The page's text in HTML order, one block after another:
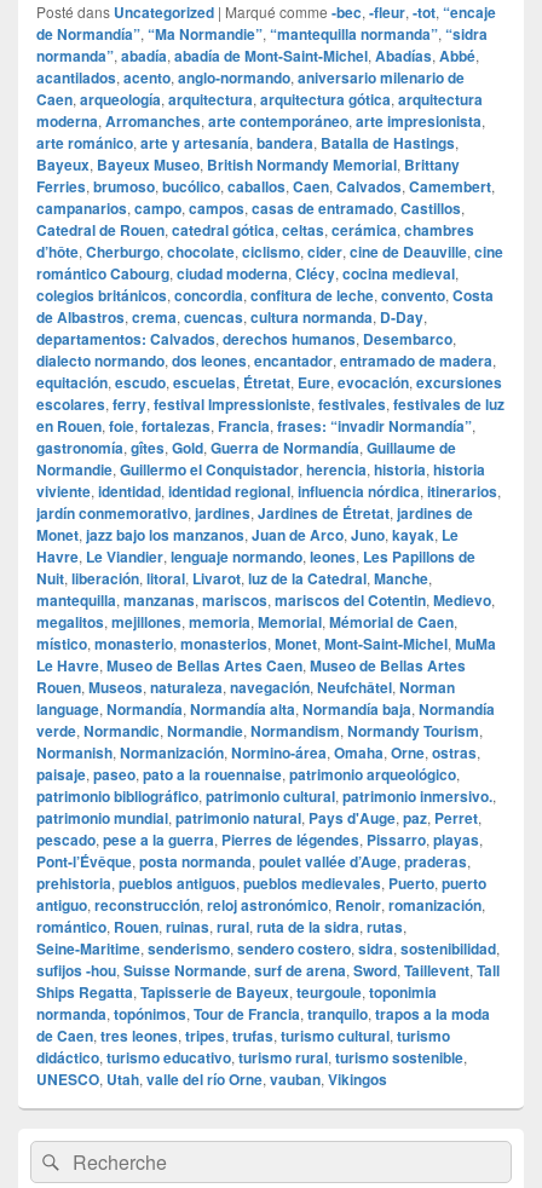
Posté dans Uncategorized | Marqué comme ‑bec, ‑fleur, ‑tot, “encaje
de Normandía”, “Ma Normandie”, “mantequilla normanda”, “sidra
normanda”, abadía, abadía de Mont-Saint-Michel, Abadías, Abbé,
acantilados, acento, anglo‑normando, aniversario milenario de
Caen, arqueología, arquitectura, arquitectura gótica, arquitectura
moderna, Arromanches, arte contemporáneo, arte impresionista,
arte románico, arte y artesanía, bandera, Batalla de Hastings,
Bayeux, Bayeux Museo, British Normandy Memorial, Brittany
Ferries, brumoso, bucólico, caballos, Caen, Calvados, Camembert,
campanarios, campo, campos, casas de entramado, Castillos,
Catedral de Rouen, catedral gótica, celtas, cerámica, chambres
d’hôte, Cherburgo, chocolate, ciclismo, cider, cine de Deauville, cine
romántico Cabourg, ciudad moderna, Clécy, cocina medieval,
colegios británicos, concordia, confitura de leche, convento, Costa
de Albastros, crema, cuencas, cultura normanda, D‑Day,
departamentos: Calvados, derechos humanos, Desembarco,
dialecto normando, dos leones, encantador, entramado de madera,
equitación, escudo, escuelas, Étretat, Eure, evocación, excursiones
escolares, ferry, festival Impressioniste, festivales, festivales de luz
en Rouen, foie, fortalezas, Francia, frases: “invadir Normandía”,
gastronomía, gîtes, Gold, Guerra de Normandía, Guillaume de
Normandie, Guillermo el Conquistador, herencia, historia, historia
viviente, identidad, identidad regional, influencia nórdica, itinerarios,
jardín conmemorativo, jardines, Jardines de Étretat, jardines de
Monet, jazz bajo los manzanos, Juan de Arco, Juno, kayak, Le
Havre, Le Viandier, lenguaje normando, leones, Les Papillons de
Nuit, liberación, litoral, Livarot, luz de la Catedral, Manche,
mantequilla, manzanas, mariscos, mariscos del Cotentin, Medievo,
megalitos, mejillones, memoria, Memorial, Mémorial de Caen,
místico, monasterio, monasterios, Monet, Mont‑Saint‑Michel, MuMa
Le Havre, Museo de Bellas Artes Caen, Museo de Bellas Artes
Rouen, Museos, naturaleza, navegación, Neufchâtel, Norman
language, Normandía, Normandía alta, Normandía baja, Normandía
verde, Normandic, Normandie, Normandism, Normandy Tourism,
Normanish, Normanización, Normino‑área, Omaha, Orne, ostras,
paisaje, paseo, pato a la rouennaise, patrimonio arqueológico,
patrimonio bibliográfico, patrimonio cultural, patrimonio inmersivo.,
patrimonio mundial, patrimonio natural, Pays d'Auge, paz, Perret,
pescado, pese a la guerra, Pierres de légendes, Pissarro, playas,
Pont‑l’Évêque, posta normanda, poulet vallée d’Auge, praderas,
prehistoria, pueblos antiguos, pueblos medievales, Puerto, puerto
antiguo, reconstrucción, reloj astronómico, Renoir, romanización,
romántico, Rouen, ruinas, rural, ruta de la sidra, rutas,
Seine‑Maritime, senderismo, sendero costero, sidra, sostenibilidad,
sufijos ‑hou, Suisse Normande, surf de arena, Sword, Taillevent, Tall
Ships Regatta, Tapisserie de Bayeux, teurgoule, toponimia
normanda, topónimos, Tour de Francia, tranquilo, trapos a la moda
de Caen, tres leones, tripes, trufas, turismo cultural, turismo
didáctico, turismo educativo, turismo rural, turismo sostenible,
UNESCO, Utah, valle del río Orne, vauban, Vikingos
Zone
principale
de
Recherche :Rechercher